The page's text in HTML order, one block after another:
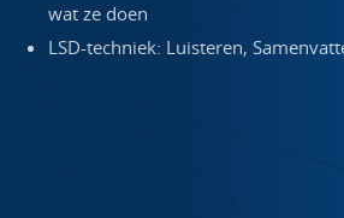
wat ze doen
LSD-techniek: Luisteren,